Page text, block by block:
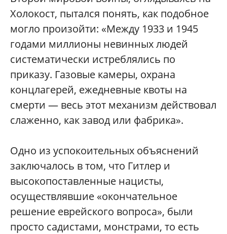
Холокост, пытался понять, как подобное
могло произойти: «Между 1933 и 1945
годами миллионы невинных людей
систематически истреблялись по
приказу. Газовые камеры, охрана
концлагерей, ежедневные квоты на
смерти — весь этот механизм действовал
слаженно, как завод или фабрика».
Одно из успокоительных объяснений
заключалось в том, что Гитлер и
высокопоставленные нацисты,
осуществлявшие «окончательное
решение еврейского вопроса», были
просто садистами, монстрами, то есть